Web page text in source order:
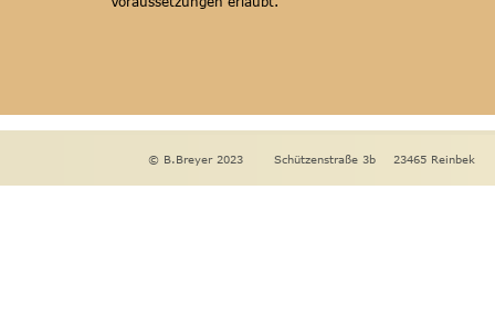
© B.Breyer 2023       Schützenstraße 3b    23465